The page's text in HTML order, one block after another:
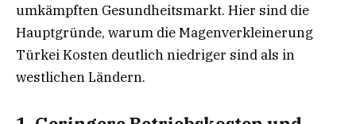
umkämpften Gesundheitsmarkt. Hier sind die
Hauptgründe, warum die Magenverkleinerung
Türkei Kosten deutlich niedriger sind als in
westlichen Ländern.